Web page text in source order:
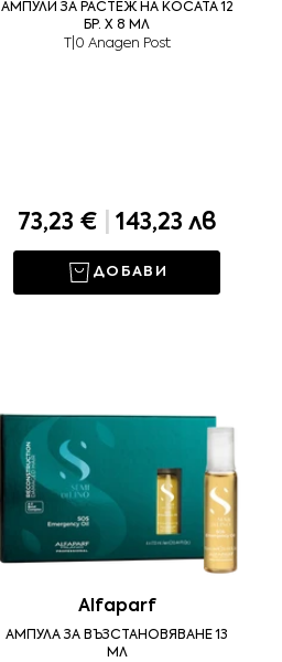
АМПУЛИ ЗА РАСТЕЖ НА КОСАТА 12
БР. Х 8 МЛ
T|0 Anagen Post
73,23 € 143,23 лв
ДОБАВИ
Alfaparf
АМПУЛА ЗА ВЪЗСТАНОВЯВАНЕ 13
МЛ